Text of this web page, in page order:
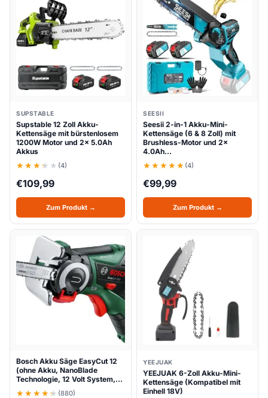
SUPSTABLE
Supstable 12 Zoll Akku-
Kettensäge mit bürstenlosem
1200W Motor und 2x 5.0Ah
Akkus
(4)
€109,99
Zum Produkt →
SEESII
Seesii 2-in-1 Akku-Mini-
Kettensäge (6 & 8 Zoll) mit
Brushless-Motor und 2x
4.0Ah…
(4)
€99,99
Zum Produkt →
Bosch Akku Säge EasyCut 12
(ohne Akku, NanoBlade
Technologie, 12 Volt System,…
(880)
YEEJUAK
YEEJUAK 6-Zoll Akku-Mini-
Kettensäge (Kompatibel mit
Einhell 18V)